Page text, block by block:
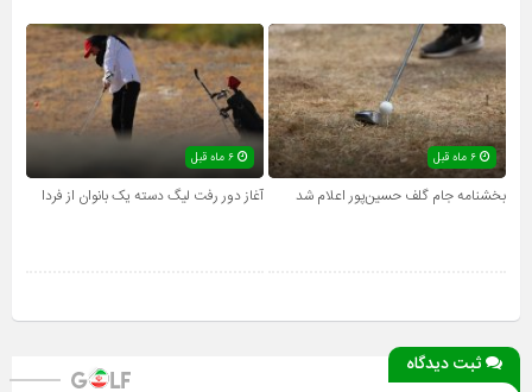
۶ ماه قبل
بخشنامه جام گلف حسین‌پور اعلام شد آغاز دور رفت لیگ دسته یک بانوان از فردا
ثبت دیدگاه